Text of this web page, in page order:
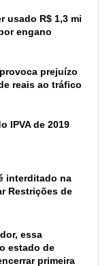
usado R$ 1,3 mi
engano
prejuízo
reais ao tráfico
IPVA de 2019
interditado na
Restrições de
essa
estado de
primeira